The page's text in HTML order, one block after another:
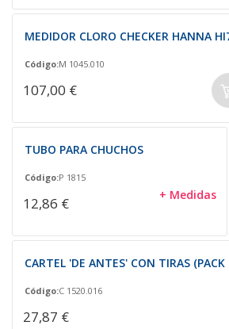
MEDIDOR CLORO CHECKER HANNA
Código:M 1045.010
107,00 €
TUBO PARA CHUCHOS
Código:P 1815
12,86 € + Medidas
CARTEL 'DE ANTES' CON TIRAS
Código:C 1520.016
27,87 €